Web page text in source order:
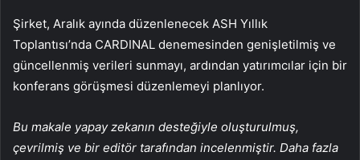
Şirket, Aralık ayında düzenlenecek ASH Yıllık
Toplantısı’nda CARDINAL denemesinden genişletilmiş ve
güncellenmiş verileri sunmayı, ardından yatırımcılar için bir
konferans görüşmesi düzenlemeyi planlıyor.
Bu makale yapay zekanın desteğiyle oluşturulmuş,
çevrilmiş ve bir editör tarafından incelenmiştir. Daha fazla